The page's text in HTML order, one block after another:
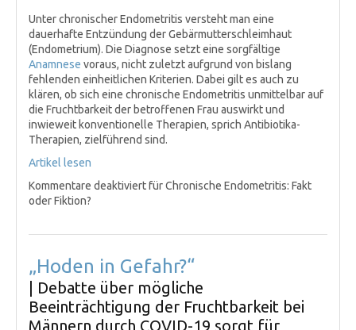
Unter chronischer Endometritis versteht man eine
dauerhafte Entzündung der Gebärmutterschleimhaut
(Endometrium). Die Diagnose setzt eine sorgfältige
Anamnese voraus, nicht zuletzt aufgrund von bislang
fehlenden einheitlichen Kriterien. Dabei gilt es auch zu
klären, ob sich eine chronische Endometritis unmittelbar auf
die Fruchtbarkeit der betroffenen Frau auswirkt und
inwieweit konventionelle Therapien, sprich Antibiotika-
Therapien, zielführend sind.
Artikel lesen
Kommentare deaktiviertfür Chronische Endometritis: Fakt
oder Fiktion?
„Hoden in Gefahr?“
| Debatte über mögliche
Beeinträchtigung der Fruchtbarkeit bei
Männern durch COVID-19 sorgt für